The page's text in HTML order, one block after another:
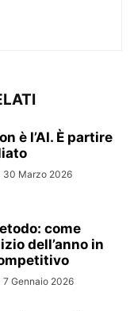
è l’AI. È partire
30 Marzo 2026
come
dell’anno in
7 Gennaio 2026